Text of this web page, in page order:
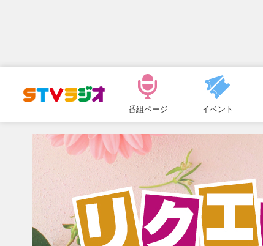
ュ
ー
番組ページ イベント